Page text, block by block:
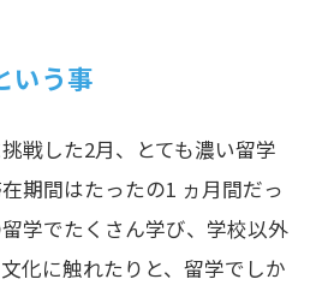
いう事
戦した2月、とても濃い留学
期間はたったの1 ヵ月間だっ
学でたくさん学び、学校以外
化に触れたりと、留学でしか